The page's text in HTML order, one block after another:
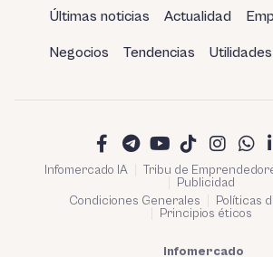
Últimas noticias Actualidad
Negocios Tendencias Utilidades
Infomercado IA Tribu de
Publicidad
Condiciones Generales
Políticas
Principios éticos
Infomercado